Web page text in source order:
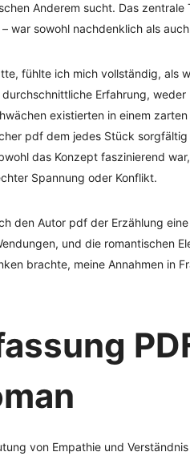
Anderem sucht. Das
war sowohl nachdenklich als
fühlte ich mich vollständig, als
Erfahrung,
existierten in einem
pdf dem jedes Stück
das Konzept faszinierend
Spannung oder Konflikt.
den Autor pdf der Erzählung
und die romantischen
brachte, meine Annahmen in
von Empathie und